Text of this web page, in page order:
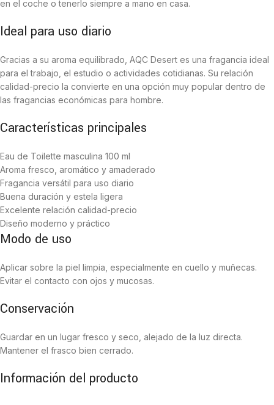
en el coche o tenerlo siempre a mano en casa.
Ideal para uso diario
Gracias a su aroma equilibrado, AQC Desert es una fragancia ideal
para el trabajo, el estudio o actividades cotidianas. Su relación
calidad-precio la convierte en una opción muy popular dentro de
las fragancias económicas para hombre.
Características principales
Eau de Toilette masculina 100 ml
Aroma fresco, aromático y amaderado
Fragancia versátil para uso diario
Buena duración y estela ligera
Excelente relación calidad-precio
Diseño moderno y práctico
Modo de uso
Aplicar sobre la piel limpia, especialmente en cuello y muñecas.
Evitar el contacto con ojos y mucosas.
Conservación
Guardar en un lugar fresco y seco, alejado de la luz directa.
Mantener el frasco bien cerrado.
Información del producto